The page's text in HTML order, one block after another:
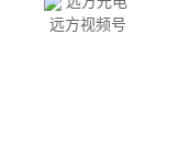
远方视频号